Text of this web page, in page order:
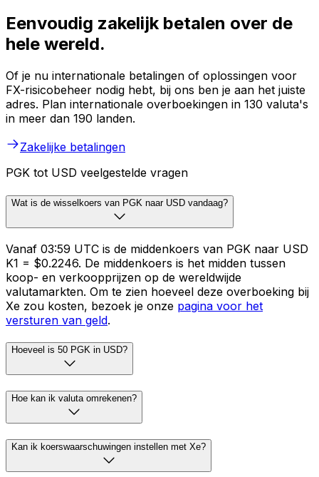
Eenvoudig zakelijk betalen over de
hele wereld.
Of je nu internationale betalingen of oplossingen voor
FX-risicobeheer nodig hebt, bij ons ben je aan het juiste
adres. Plan internationale overboekingen in 130 valuta's
in meer dan 190 landen.
Zakelijke betalingen
PGK tot USD veelgestelde vragen
Wat is de wisselkoers van PGK naar USD vandaag?
Vanaf 03:59 UTC is de middenkoers van PGK naar USD
K1 = $0.2246. De middenkoers is het midden tussen
koop- en verkoopprijzen op de wereldwijde
valutamarkten. Om te zien hoeveel deze overboeking bij
Xe zou kosten, bezoek je onze pagina voor het
versturen van geld.
Hoeveel is 50 PGK in USD?
Hoe kan ik valuta omrekenen?
Kan ik koerswaarschuwingen instellen met Xe?